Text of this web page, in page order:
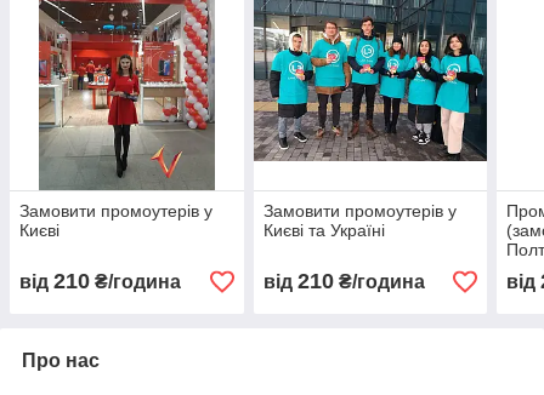
Замовити промоутерів у
Києві
від 210 ₴/година
Замовити промоутерів у
Києві та Україні
від 210₴/година від
Про нас